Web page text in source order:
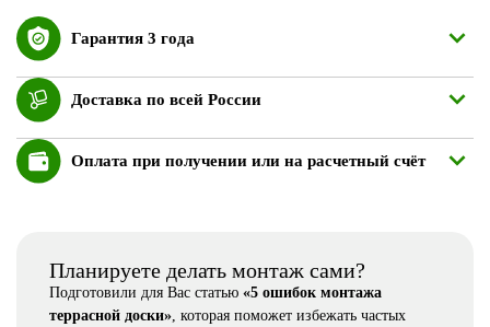
Гарантия 3 года
Доставка по всей России
Оплата при получении или на расчетный счёт
Планируете делать монтаж сами?
Подготовили для Вас статью «5 ошибок монтажа
террасной доски», которая поможет избежать частых